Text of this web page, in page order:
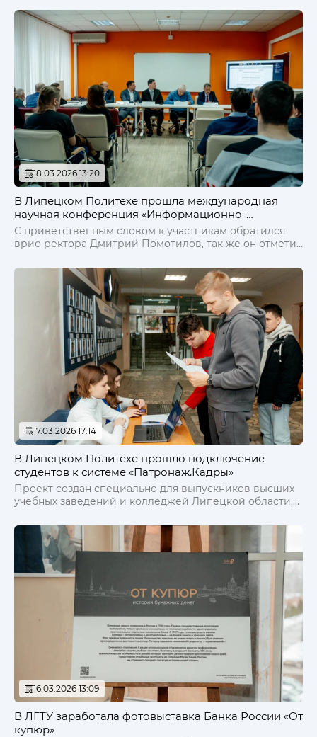
18.03.2026 13:20
В Липецком Политехе прошла международная
научная конференция «Информационно-
коммуникационные и интеллектуальные
технологии на транспорте», посвященная 70-летию
С приветственным словом к участникам обратился
врио ректора Дмитрий Помотилов, так же он отметил
успеха всем выступающим.
17.03.2026 17:14
В Липецком Политехе прошло подключение
студентов к системе «Патронаж.Кадры»
Проект создан специально для выпускников высших
учебных заведений и колледжей Липецкой области.
быстро адаптироваться на рынке труда и успешно
начать свою карьеру!
16.03.2026 13:09
В ЛГТУ заработала фотовыставка Банка России «От
купюр»